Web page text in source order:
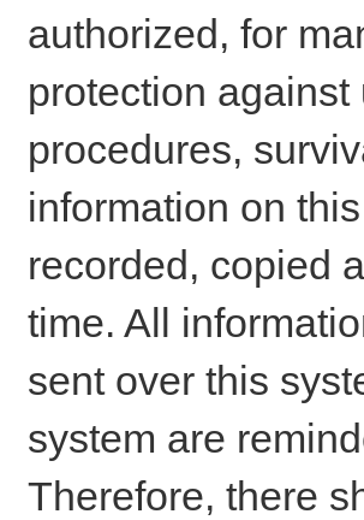
authorized, for
protection
procedures,
information on
recorded, copied
time. All
sent over this
system are
Therefore, there